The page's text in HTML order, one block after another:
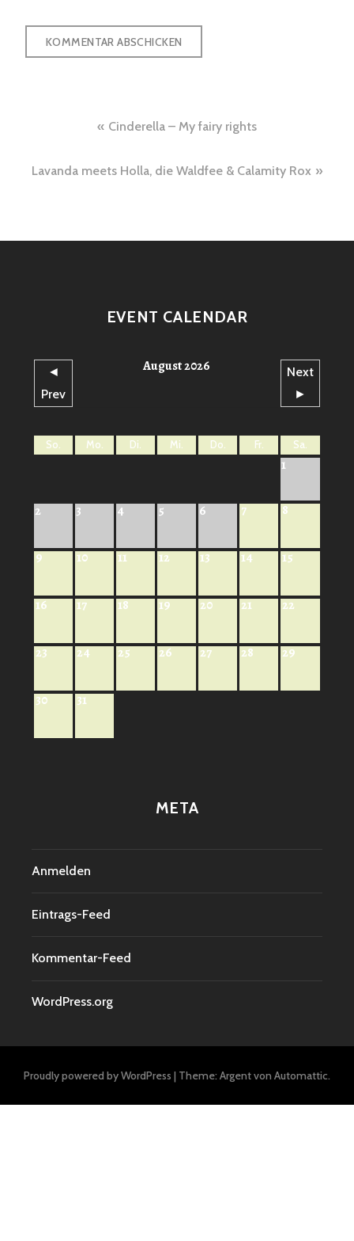
Beitragsnavigation
Cinderella – My fairy rights
Lavanda meets Holla, die Waldfee & Calamity Rox
EVENT CALENDAR
◄
Prev
August 2026
Next
►
So. Mo. Di. Mi. Do. Fr. Sa.
1
2 3 4 5 6 7 8
9 10 11 12 13 14 15
16 17 18 19 20 21 22
23 24 25 26 27 28 29
30 31
META
Anmelden
Eintrags-Feed
Kommentar-Feed
WordPress.org
Proudly powered by WordPress | Theme: Argent von Automattic.